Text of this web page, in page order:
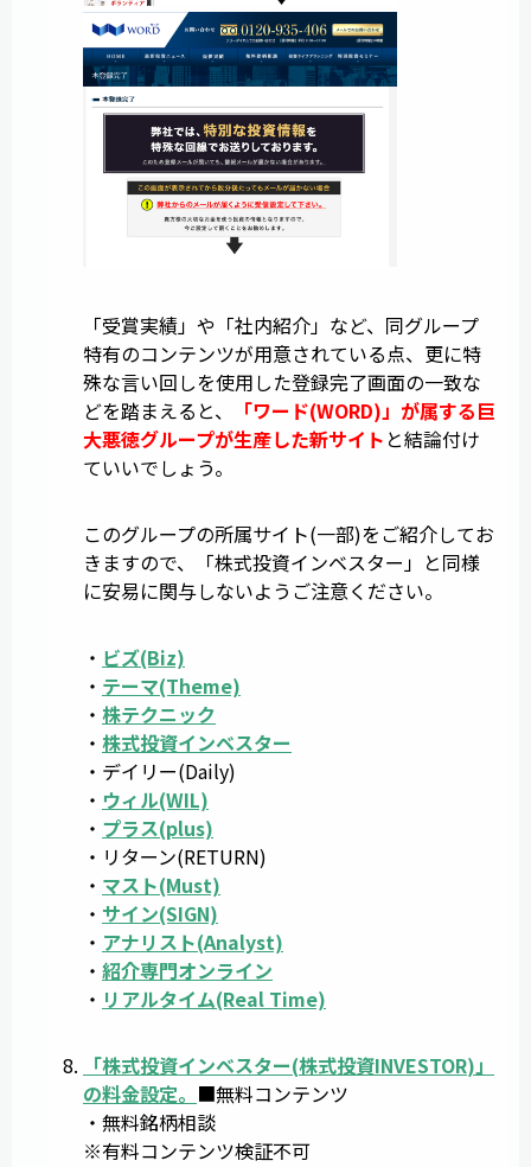
「受賞実績」や「社内紹介」など、同グループ
特有のコンテンツが用意されている点、更に特
殊な言い回しを使用した登録完了画面の一致な
どを踏まえると、
「ワード(WORD)」が属する巨
大悪徳グループが生産した新サイト と結論付け
ていいでしょう。
このグループの所属サイト(一部)をご紹介してお
きますので、「株式投資インベスター」と同様
に安易に関与しないようご注意ください。
・ ビズ(Biz)
・ テーマ(Theme)
・ 株テクニック
・ 株式投資インベスター
・デイリー(Daily)
・ ウィル(WIL)
・ プラス(plus)
・リターン(RETURN)
・ マスト(Must)
・ サイン(SIGN)
・ アナリスト(Analyst)
・ 紹介専門オンライン
・ リアルタイム(Real Time)
「株式投資インベスター(株式投資INVESTOR)」
の料金設定。 ■無料コンテンツ
・無料銘柄相談
※有料コンテンツ検証不可